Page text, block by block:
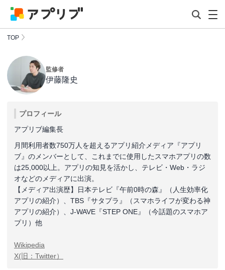
TOP
監修者
伊藤隆史
プロフィール
アプリブ編集長
月間利用者数750万人を超えるアプリ紹介メディア『アプリ
ブ』のメンバーとして、これまでに使用したスマホアプリの数
は25,000以上。アプリの知見を活かし、テレビ・Web・ラジ
オなどのメディアに出演。
【メディア出演歴】日本テレビ『午前0時の森』（人生効率化
アプリの紹介）、TBS『サタプラ』（スマホライフが変わる神
アプリの紹介）、J-WAVE『STEP ONE』（今話題のスマホア
プリ）他
Wikipedia
X(旧：Twitter）